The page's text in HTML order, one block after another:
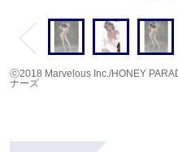
ⓒ2018 Marvelous Inc./HONEY
ナーズ